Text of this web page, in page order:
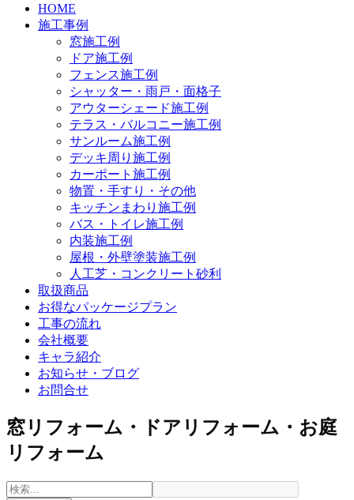
HOME
施工事例
窓施工例
ドア施工例
フェンス施工例
シャッター・雨戸・面格子
アウターシェード施工例
テラス・バルコニー施工例
サンルーム施工例
デッキ周り施工例
カーポート施工例
物置・手すり・その他
キッチンまわり施工例
バス・トイレ施工例
内装施工例
屋根・外壁塗装施工例
人工芝・コンクリート砂利
取扱商品
お得なパッケージプラン
工事の流れ
会社概要
キャラ紹介
お知らせ・ブログ
お問合せ
窓リフォーム・ドアリフォーム・お庭
リフォーム